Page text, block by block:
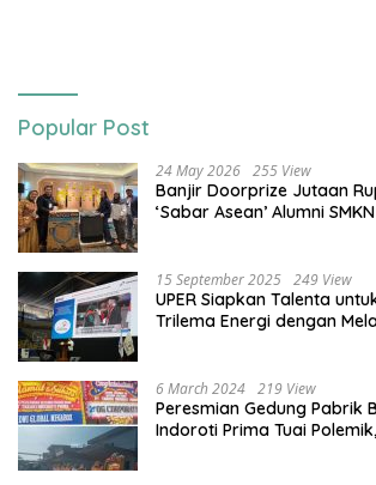
Popular Post
24 May 2026 255 View
Banjir Doorprize Jutaan
‘Sabar Asean’ Alumni
15 September 2025 249 View
UPER Siapkan Talenta
Trilema Energi dengan
6 March 2024 219 View
Peresmian Gedung Pabrik
Indoroti Prima Tuai